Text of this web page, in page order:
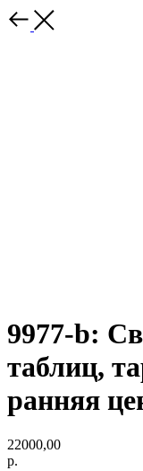
9977-b:
таблиц,
ранняя
22000,00
р.